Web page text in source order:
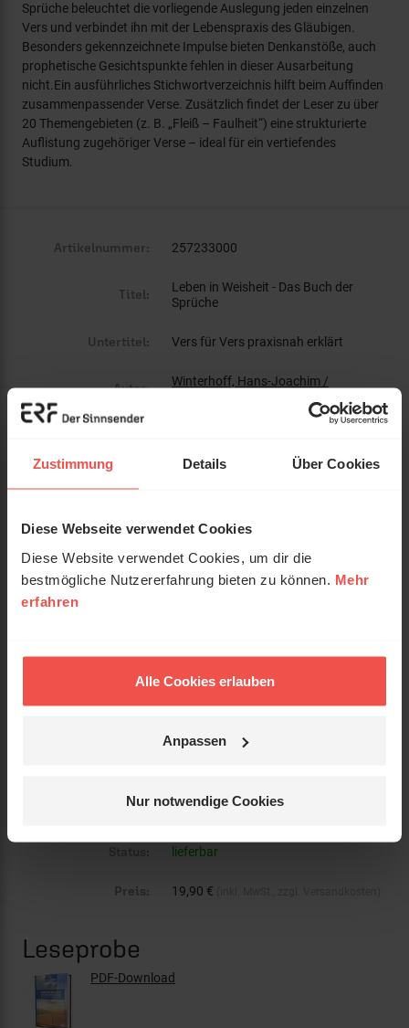
Zustimmung Details Über Cookies
Diese Webseite verwendet Cookies
Diese Website verwendet Cookies, um dir die
bestmögliche Nutzererfahrung bieten zu können. Mehr
erfahren
Alle Cookies erlauben
Anpassen
Nur notwendige Cookies
Sprüche beleuchtet die vorliegende Auslegung jeden einzelnen
Vers und verbindet ihn mit der Lebenspraxis des Gläubigen.
Besonders gekennzeichnete Impulse bieten Denkanstöße, auch
prophetische Gesichtspunkte fehlen in dieser Ausarbeitung
nicht.Ein ausführliches Stichwortverzeichnis hilft beim Auffinden
zusammenpassender Verse. Zusätzlich findet der Leser zu über
20 Themengebieten (z. B. „Fleiß – Faulheit“) eine strukturierte
Auflistung zugehöriger Verse – ideal für ein vertiefendes
Studium.
Artikelnummer: 257233000
Titel:
Leben in Weisheit - Das Buch der
Sprüche
Untertitel: Vers für Vers praxisnah erklärt
Autor:
Winterhoff, Hans-Joachim /
Gewicht: 881 g
Format: 15 x 21,5 cm
mit Lesebändchen und ca. 20 Seiten
Verkäufer:
lieferbar
Preis: 19,90 €
Leseprobe
PDF-Download